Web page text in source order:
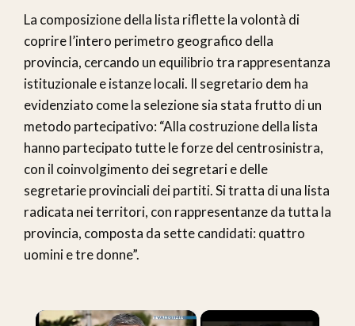
La composizione della lista riflette la volontà di
coprire l’intero perimetro geografico della
provincia, cercando un equilibrio tra rappresentanza
istituzionale e istanze locali. Il segretario dem ha
evidenziato come la selezione sia stata frutto di un
metodo partecipativo: “Alla costruzione della lista
hanno partecipato tutte le forze del centrosinistra,
con il coinvolgimento dei segretari e delle
segretarie provinciali dei partiti. Si tratta di una lista
radicata nei territori, con rappresentanze da tutta la
provincia, composta da sette candidati: quattro
uomini e tre donne”.
×